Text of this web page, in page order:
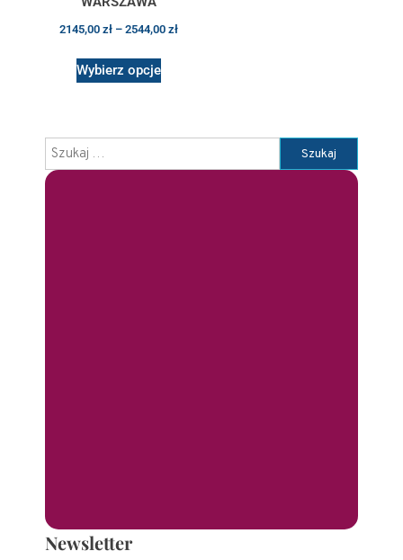
2145,00 zł – 2544,00 zł
Wybierz opcje
Newsletter